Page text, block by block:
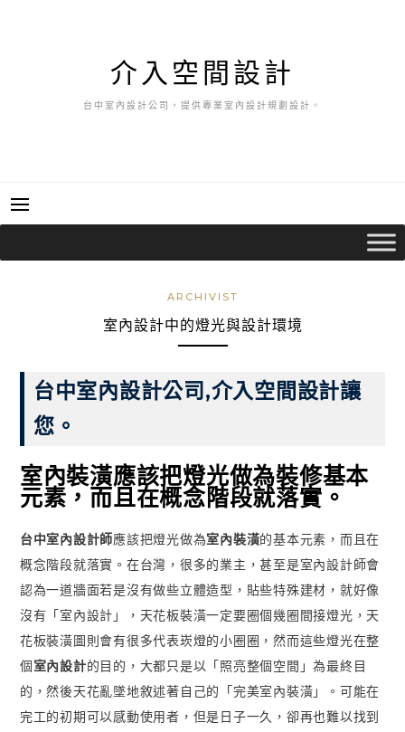
介入空間設計
台中室內設計公司，提供專業室內設計規劃設計。
ARCHIVIST
室內設計中的燈光與設計環境
台中室內設計公司,介入空間設計讓
您。
室內裝潢應該把燈光做為裝修基本
元素，而且在概念階段就落實。
台中室內設計師應該把燈光做為室內裝潢的基本元素，而且在
概念階段就落實。在台灣，很多的業主，甚至是室內設計師會
認為一道牆面若是沒有做些立體造型，貼些特殊建材，就好像
沒有「室內設計」，天花板裝潢一定要圈個幾圈間接燈光，天
花板裝潢圖則會有很多代表崁燈的小圈圈，然而這些燈光在整
個室內設計的目的，大都只是以「照亮整個空間」為最終目
的，然後天花亂墜地敘述著自己的「完美室內裝潢」。可能在
完工的初期可以感動使用者，但是日子一久，卻再也難以找到